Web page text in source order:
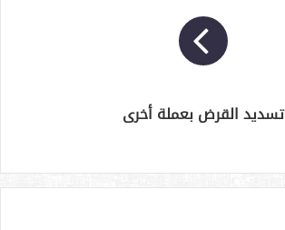
تسديد القرض بعملة أخرى